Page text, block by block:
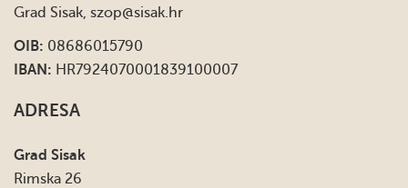
Grad Sisak, szop@sisak.hr
OIB: 08686015790
IBAN: HR7924070001839100007
ADRESA
Grad Sisak
Rimska 26